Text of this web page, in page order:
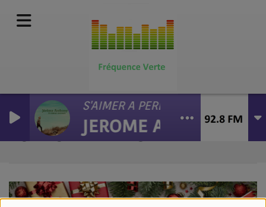
S'AIMER A PERDRE LA TETE
JEROME ANTONY
SALUT L'ARTISTE